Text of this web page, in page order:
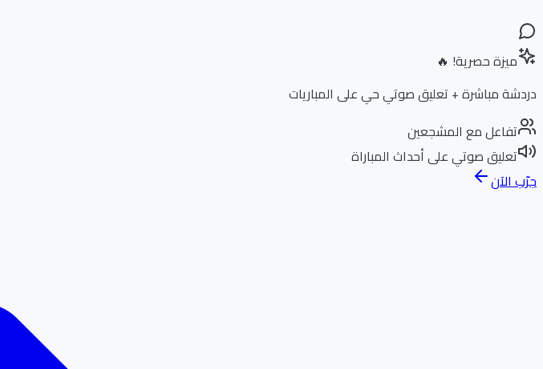
ميزة حصرية! 🔥
دردشة مباشرة + تعليق صوتي حي على المباريات
تفاعل مع المشجعين
تعليق صوتي على أحداث المباراة
جرّب الآن